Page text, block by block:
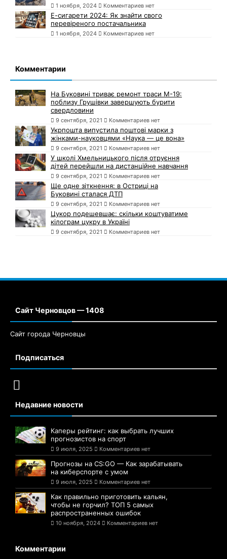
1 ноября, 2024 Комментариев нет
Е-сигарети 2024: Як знайти свого
перевіреного постачальника
1 ноября, 2024 Комментариев нет
Комментарии
На Буковині триває ремонт траси М-19:
поблизу Грушівки завершують бурити
свердловини
9 сентября, 2021 Комментариев нет
Укрпошта випустила поштові марки з
жінками-науковцями «Наука — це вона»
9 сентября, 2021 Комментариев нет
У школі Хмельницького після отруєння
дітей перейшли на дистанційне навчання
9 сентября, 2021 Комментариев нет
Ще одне зіткнення: в Остриці на
Буковині сталася ДТП
9 сентября, 2021 Комментариев нет
Цукор подешевшає: скільки коштуватиме
кілограм цукру в Україні
9 сентября, 2021 Комментариев нет
Сайт Черновцов — 1408
Сайт города Черновцы
Подписаться
Недавние новости
Каперы рейтинг: как выбрать лучших
прогнозистов на спорт
9 июля, 2025 Комментариев нет
Прогнозы на CS:GO — Как зарабатывать
на киберспорте с умом
9 июля, 2025 Комментариев нет
Как правильно приготовить кальян,
чтобы не горчил? ТОП 5 самых
распространенных ошибок
10 ноября, 2024 Комментариев нет
Комментарии